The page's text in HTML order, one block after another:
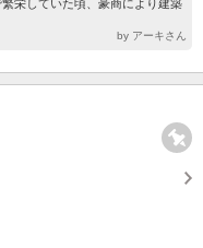
栄していた頃、豪商により建築
by アーキさん